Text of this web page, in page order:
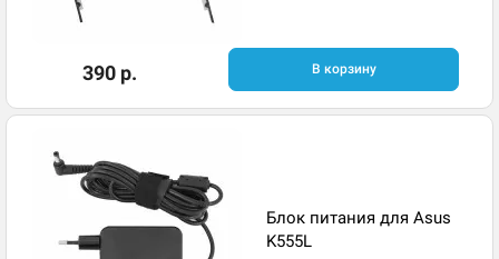
390 р. В корзину
Блок питания для Asus
K555L